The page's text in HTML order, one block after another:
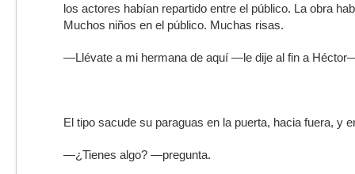
los actores habían repartido entre el público. La obra
Muchos niños en el público. Muchas risas.
—Llévate a mi hermana de aquí —le dije al fin a
El tipo sacude su paraguas en la puerta, hacia fuera, y
—¿Tienes algo? —pregunta.